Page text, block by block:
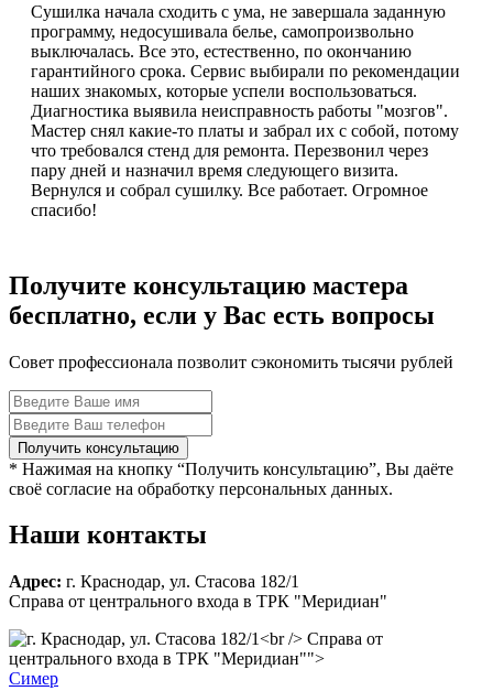
Сушилка начала сходить с ума, не завершала заданную
программу, недосушивала белье, самопроизвольно
выключалась. Все это, естественно, по окончанию
гарантийного срока. Сервис выбирали по рекомендации
наших знакомых, которые успели воспользоваться.
Диагностика выявила неисправность работы "мозгов".
Мастер снял какие-то платы и забрал их с собой, потому
что требовался стенд для ремонта. Перезвонил через
пару дней и назначил время следующего визита.
Вернулся и собрал сушилку. Все работает. Огромное
спасибо!
Получите консультацию мастера
бесплатно, если у Вас есть вопросы
Совет профессионала позволит сэкономить тысячи рублей
* Нажимая на кнопку “Получить консультацию”, Вы даёте
своё согласие на обработку персональных данных.
Наши контакты
Адрес: г. Краснодар, ул. Стасова 182/1
Справа от центрального входа в ТРК "Меридиан"
Справа от
центрального входа в ТРК "Меридиан"">
Симер